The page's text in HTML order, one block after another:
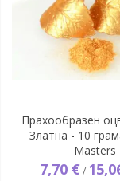
Прахообразен
Златна - 10
Masters
7,70 € /